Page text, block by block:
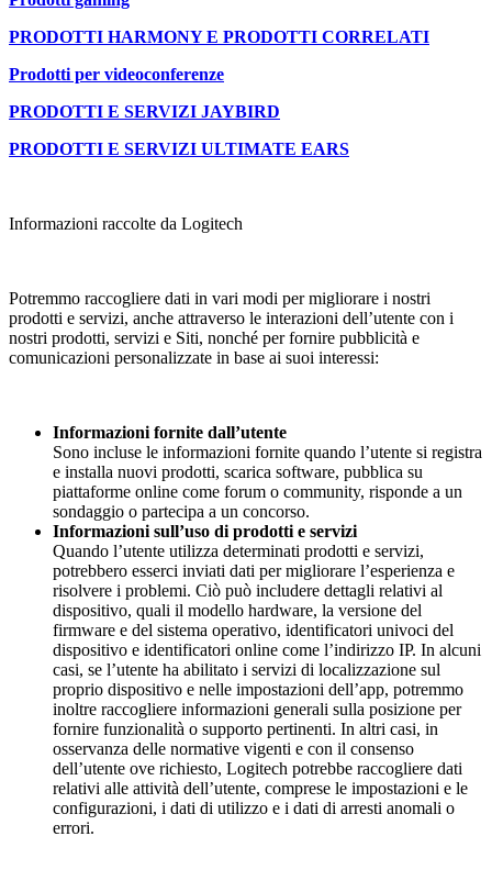
PRODOTTI HARMONY E PRODOTTI CORRELATI
Prodotti per videoconferenze
PRODOTTI E SERVIZI JAYBIRD
PRODOTTI E SERVIZI ULTIMATE EARS
Informazioni raccolte da Logitech
Potremmo raccogliere dati in vari modi per migliorare i nostri
prodotti e servizi, anche attraverso le interazioni dell’utente con i
nostri prodotti, servizi e Siti, nonché per fornire pubblicità e
comunicazioni personalizzate in base ai suoi interessi:
Informazioni fornite dall’utente
Sono incluse le informazioni fornite quando l’utente si registra
e installa nuovi prodotti, scarica software, pubblica su
piattaforme online come forum o community, risponde a un
sondaggio o partecipa a un concorso.
Informazioni sull’uso di prodotti e servizi
Quando l’utente utilizza determinati prodotti e servizi,
potrebbero esserci inviati dati per migliorare l’esperienza e
risolvere i problemi. Ciò può includere dettagli relativi al
dispositivo, quali il modello hardware, la versione del
firmware e del sistema operativo, identificatori univoci del
dispositivo e identificatori online come l’indirizzo IP. In alcuni
casi, se l’utente ha abilitato i servizi di localizzazione sul
proprio dispositivo e nelle impostazioni dell’app, potremmo
inoltre raccogliere informazioni generali sulla posizione per
fornire funzionalità o supporto pertinenti. In altri casi, in
osservanza delle normative vigenti e con il consenso
dell’utente ove richiesto, Logitech potrebbe raccogliere dati
relativi alle attività dell’utente, comprese le impostazioni e le
configurazioni, i dati di utilizzo e i dati di arresti anomali o
errori.